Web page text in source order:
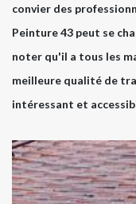
convier des
Peinture 43 peut se
noter qu'il a tous les
meilleure qualité de
intéressant et